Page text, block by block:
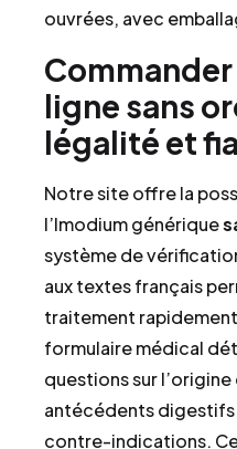
ouvrées, avec
ligne sans
légalité et
Notre site offre la
l’Imodium générique
système de
aux textes français
traitement
formulaire médical
questions sur
antécédents
contre-indications.